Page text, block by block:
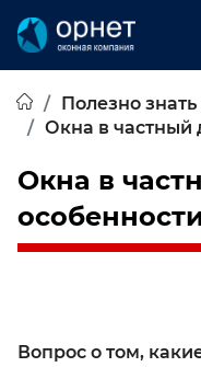
Полезно знать
Окна в частный
Окна в
Вопрос о том,